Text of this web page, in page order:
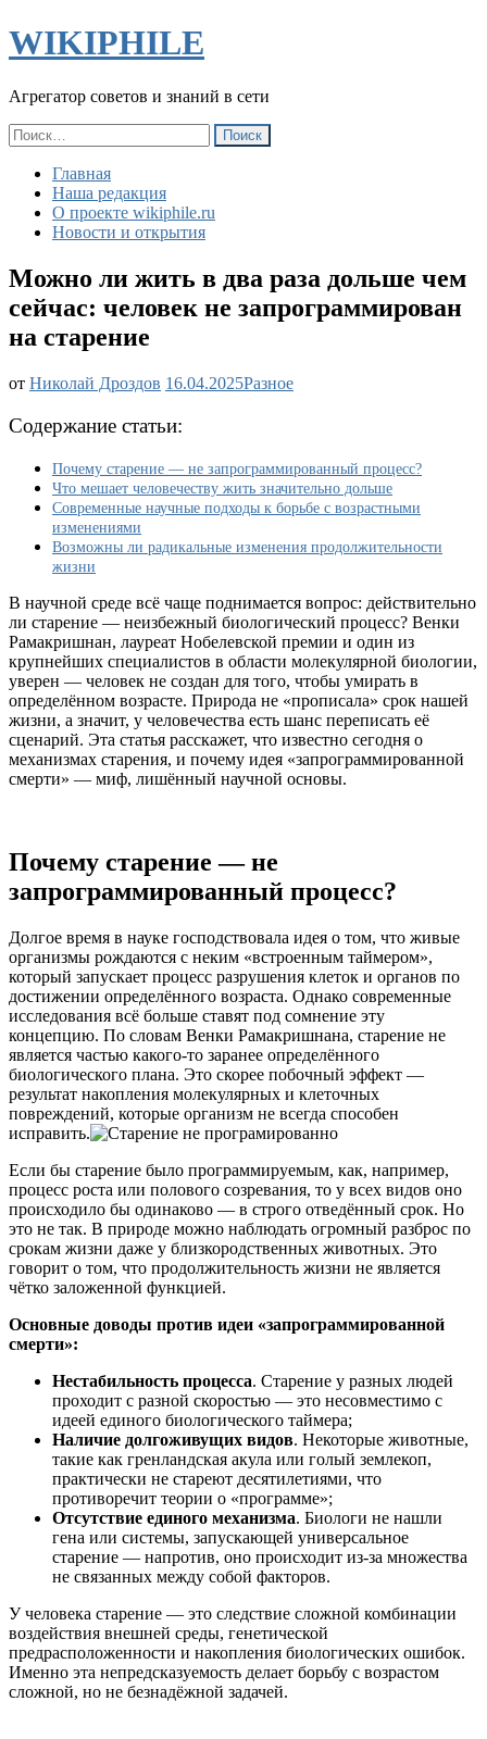
WIKIPHILE
Агрегатор советов и знаний в сети
Найти:
Главная
Наша редакция
О проекте wikiphile.ru
Новости и открытия
Можно ли жить в два раза дольше чем
сейчас: человек не запрограммирован
на старение
от Николай Дроздов 16.04.2025Можно
раза
дольше
чем
человек
запрограммирован
на
старение
Разное
Содержание статьи:
Почему старение — не запрограммированный процесс?
Что мешает человечеству жить значительно дольше
Современные научные подходы к борьбе с возрастными
изменениями
Возможны ли радикальные изменения продолжительности
жизни
В научной среде всё чаще поднимается вопрос: действительно
ли старение — неизбежный биологический процесс? Венки
Рамакришнан, лауреат Нобелевской премии и один из
крупнейших специалистов в области молекулярной биологии,
уверен — человек не создан для того, чтобы умирать в
определённом возрасте. Природа не «прописала» срок нашей
жизни, а значит, у человечества есть шанс переписать её
сценарий. Эта статья расскажет, что известно сегодня о
механизмах старения, и почему идея «запрограммированной
смерти» — миф, лишённый научной основы.
Почему старение — не
запрограммированный процесс?
Долгое время в науке господствовала идея о том, что живые
организмы рождаются с неким «встроенным таймером»,
который запускает процесс разрушения клеток и органов по
достижении определённого возраста. Однако современные
исследования всё больше ставят под сомнение эту
концепцию. По словам Венки Рамакришнана, старение не
является частью какого-то заранее определённого
биологического плана. Это скорее побочный эффект —
результат накопления молекулярных и клеточных
повреждений, которые организм не всегда способен
исправить.
Если бы старение было программируемым, как, например,
процесс роста или полового созревания, то у всех видов оно
происходило бы одинаково — в строго отведённый срок. Но
это не так. В природе можно наблюдать огромный разброс по
срокам жизни даже у близкородственных животных. Это
говорит о том, что продолжительность жизни не является
чётко заложенной функцией.
Основные доводы против идеи «запрограммированной
смерти»:
Нестабильность процесса. Старение у разных людей
проходит с разной скоростью — это несовместимо с
идеей единого биологического таймера;
Наличие долгоживущих видов. Некоторые животные,
такие как гренландская акула или голый землекоп,
практически не стареют десятилетиями, что
противоречит теории о «программе»;
Отсутствие единого механизма. Биологи не нашли
гена или системы, запускающей универсальное
старение — напротив, оно происходит из-за множества
не связанных между собой факторов.
У человека старение — это следствие сложной комбинации
воздействия внешней среды, генетической
предрасположенности и накопления биологических ошибок.
Именно эта непредсказуемость делает борьбу с возрастом
сложной, но не безнадёжной задачей.